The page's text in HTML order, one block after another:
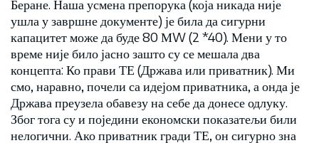
Беране. Наша усмена препорука (која никада није
ушла у завршне документе) је била да сигурни
капацитет може да буде 80 МW (2 *40). Мени у то
време није било јасно зашто су се мешала два
концепта: Ко прави ТЕ (Држава или приватник). Ми
смо, наравно, почели са идејом приватника, а онда је
Држава преузела обавезу на себе да донесе одлуку.
Због тога су и поједини економски показатељи били
нелогични. Ако приватник гради ТЕ, он сигурно зна